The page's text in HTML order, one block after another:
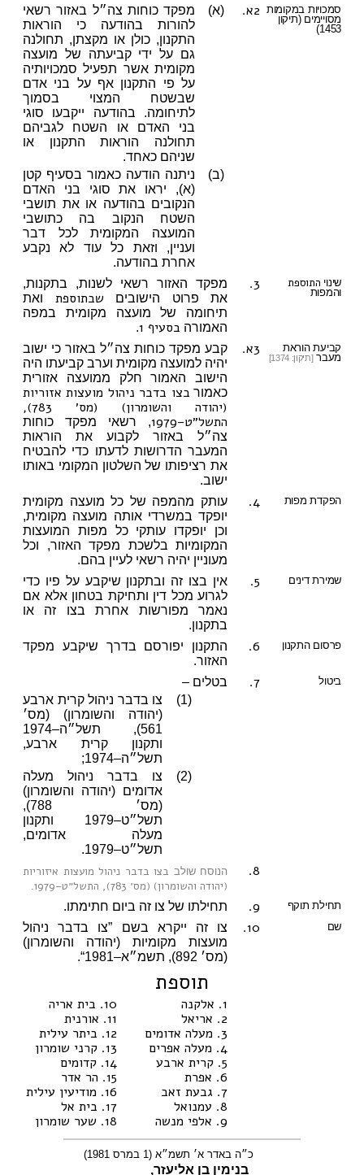
2א. סמכויות במקומות
מסויימים (תיקון
1453)
(א)
מפקד כוחות צה״ל באזור רשאי
להורות בהודעה כי הוראות
התקנון, כולן או מקצתן, תחולנה
גם על ידי קביעתה של מועצה
מקומית אשר תפעיל סמכויותיה
על פי התקנון אף על בני אדם
שבשטח המצוי בסמוך
לתיחומה. בהודעה ייקבעו סוגי
בני האדם או השטח לגביהם
תחולנה הוראות התקנון או
שניהם כאחד.
(ב)
ניתנה הודעה כאמור בסעיף קטן
(א), יראו את סוגי בני האדם
הנקובים בהודעה או את תושבי
השטח הנקוב בה כתושבי
המועצה המקומית לכל דבר
ועניין, וזאת כל עוד לא נקבע
אחרת בהודעה.
3. שינוי התוספת
והמפות
מפקד האזור רשאי לשנות, בתקנות,
את פרוט הישובים שבתוספת ואת
תיחומה של מועצה מקומית במפה
האמורה בסעיף 1 .
3א.
קביעת הוראת
מעבר[תיקון: 1374]
קבע מפקד כוחות צה״ל באזור כי ישוב
יהיה למועצה מקומית וערב קביעתו היה
הישוב האמור חלק ממועצה אזורית
כאמור בצו בדבר ניהול מועצות אזוריות
(יהודה והשומרון) (מס׳ 783),
התשל״ט–1979
, רשאי מפקד כוחות
צה״ל באזור לקבוע את הוראות
המעבר הדרושות לדעתו כדי להבטיח
את רציפותו של השלטון המקומי באותו
ישוב.
4. הפקדת מפות
עותק מהמפה של כל מועצה מקומית
יופקד במשרדי אותה מועצה מקומית,
וכן יופקדו עותקי כל מפות המועצות
המקומיות בלשכת מפקד האזור, וכל
מעוניין יהיה רשאי לעיין בהם.
5. שמירת דינים
אין בצו זה ובתקנון שיקבע על פיו כדי
לגרוע מכל דין ותחיקת בטחון אלא אם
נאמר מפורשות אחרת בצו זה או
בתקנון.
6. פרסום התקנון
התקנון יפורסם בדרך שיקבע מפקד
האזור.
7. ביטול
בטלים –
(1)
צו בדבר ניהול קרית ארבע
(יהודה והשומרון) (מס׳
561), תשל״ה–1974
ותקנון קרית ארבע,
תשל״ה–1974;
(2)
צו בדבר ניהול מעלה
אדומים (יהודה והשומרון)
(מס׳ 788),
תשל״ט–1979 ותקנון
מעלה אדומים,
תשל״ט–1979.
8. הנוסח שולב בצו בדבר ניהול מועצות איזוריות
(יהודה והשומרון) (מס׳ 783), התשל״ט–1979
9. תחילת תוקף תחילתו של צו זה ביום חתימתו.
10. שם
צו זה ייקרא בשם ”צו בדבר ניהול
מועצות מקומיות (יהודה והשומרון)
(מס׳ 892), תשמ״א–1981“.
תוספת
1. אלקנה
2. אריאל
3. מעלה אדומים
4. מעלה אפרים
5. קרית ארבע
6. אפרת
7. גבעת זאב
8. עמנואל
9. אלפי מנשה
10. בית אריה
11. אורנית
12. ביתר עילית
13. קרני שומרון
14. קדומים
15. הר אדר
16. מודיעין עילית
17. בית אל
18. שער שומרון
כ״ה באדר א׳ תשמ״א (1 במרס 1981)
בנימין בן אליעזר,